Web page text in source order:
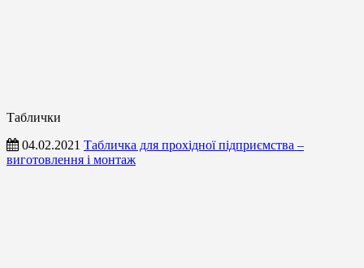
Таблички
04.02.2021 Табличка для прохідної підприємства –
виготовлення і монтаж